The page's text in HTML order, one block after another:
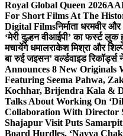
Royal Global Queen 2026
For Short Films At The
Digital Filmsनिर्माता धरमवीर
‘मेरी दुल्हन वीआईपी’ का फर्स्ट
मचायेंगे धमालराकेश मिश्रा और
बा रुई जइसन’ वर्ल्डवाइड रिकॉर्ड्स
Announces 8 New
Featuring Seema Pahwa,
Kochhar, Brijendra Kala &
Talks About Working On
Collaboration With Director
Shajapur Visit Puts
Board Hurdles, ‘Navya